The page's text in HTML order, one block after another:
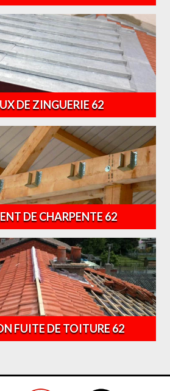
DE ZINGUERIE 62
DE CHARPENTE 62
FUITE DE TOITURE 62